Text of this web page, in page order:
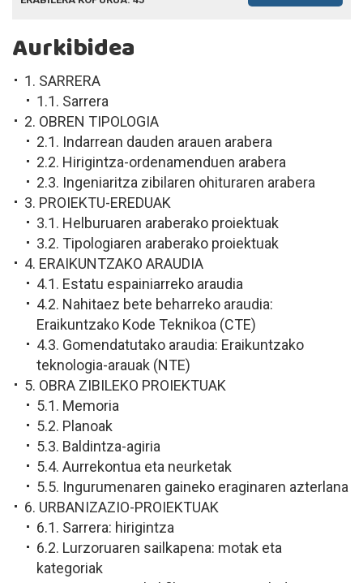
Aurkibidea
1. SARRERA
1.1. Sarrera
2. OBREN TIPOLOGIA
2.1. Indarrean dauden arauen arabera
2.2. Hirigintza-ordenamenduen arabera
2.3. Ingeniaritza zibilaren ohituraren arabera
3. PROIEKTU-EREDUAK
3.1. Helburuaren araberako proiektuak
3.2. Tipologiaren araberako proiektuak
4. ERAIKUNTZAKO ARAUDIA
4.1. Estatu espainiarreko araudia
4.2. Nahitaez bete beharreko araudia:
Eraikuntzako Kode Teknikoa (CTE)
4.3. Gomendatutako araudia: Eraikuntzako
teknologia-arauak (NTE)
5. OBRA ZIBILEKO PROIEKTUAK
5.1. Memoria
5.2. Planoak
5.3. Baldintza-agiria
5.4. Aurrekontua eta neurketak
5.5. Ingurumenaren gaineko eraginaren azterlana
6. URBANIZAZIO-PROIEKTUAK
6.1. Sarrera: hirigintza
6.2. Lurzoruaren sailkapena: motak eta
kategoriak